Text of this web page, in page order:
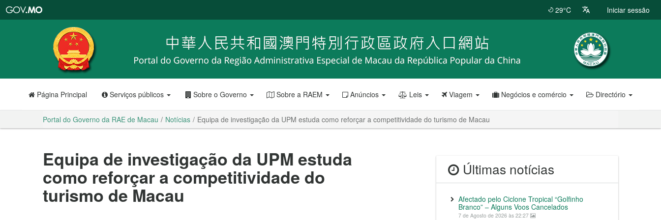
RAE
de
Macau
29°C Iniciar sessão
Página Principal Serviços públicos Sobre o Governo Sobre a RAEM Anúncios Leis Viagem Negócios e comércio Directório
Portal do Governo da RAE de Macau Notícias Equipa de investigação da UPM estuda como reforçar a competitividade do turismo de Macau
Equipa de investigação da UPM estuda
como reforçar a competitividade do
turismo de Macau
Últimas notícias
Afectado pelo Ciclone Tropical “Golfinho
Branco” – Alguns Voos Cancelados
7 de Agosto de 2026 às 22:27